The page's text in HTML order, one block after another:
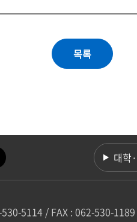
대학
5114 / FAX : 062-530-1189